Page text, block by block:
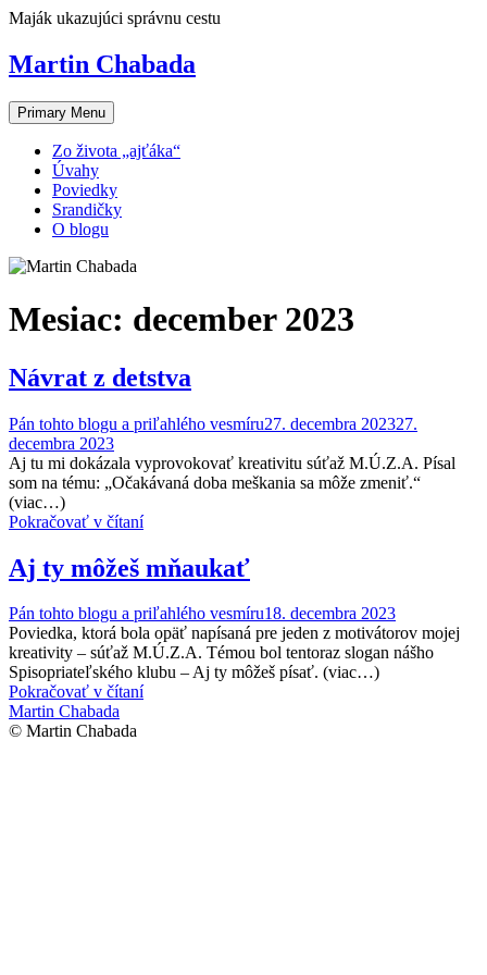
Skip
content
Maják ukazujúci správnu cestu
Martin Chabada
Primary Menu
Zo života „ajťáka“
Úvahy
Poviedky
Srandičky
O blogu
Mesiac: december 2023
Návrat z detstva
Pán tohto blogu a priľahlého vesmíru27. decembra 202327.
decembra 2023
Aj tu mi dokázala vyprovokovať kreativitu súťaž M.Ú.Z.A. Písal
som na tému: „Očakávaná doba meškania sa môže zmeniť.“
(viac…)
Pokračovať v čítaní
Aj ty môžeš mňaukať
Pán tohto blogu a priľahlého vesmíru18. decembra 2023
Poviedka, ktorá bola opäť napísaná pre jeden z motivátorov mojej
kreativity – súťaž M.Ú.Z.A. Témou bol tentoraz slogan nášho
Spisopriateľského klubu – Aj ty môžeš písať. (viac…)
Pokračovať v čítaní
Martin Chabada
© Martin Chabada